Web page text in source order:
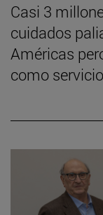
Casi 3
cuidados
Américas
como